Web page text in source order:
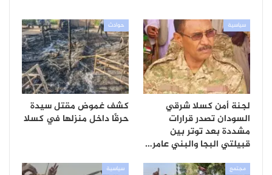
سياسية
لجنة أمن كسلا شرقي
السودان تصدر قرارات
مشددة بعد توتر بين
قبيلتي البجا والبني عامر…
حوادث
كشف غموض مقتل سيدة
حرقًا داخل منزلها في كسلا
مجتمع سياسية